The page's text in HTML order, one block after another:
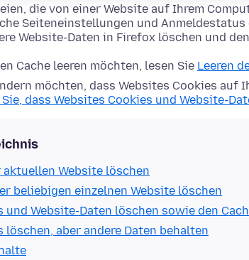
die von einer Website auf Ihrem
Seiteneinstellungen und
Website-Daten in Firefox löschen und den
Cache leeren möchten, lesen Sie Leeren
möchten, dass Websites Cookies auf
dass Websites Cookies und Website-
aktuellen Website löschen
beliebigen einzelnen Website löschen
und Website-Daten löschen sowie den
löschen, aber andere Daten behalten